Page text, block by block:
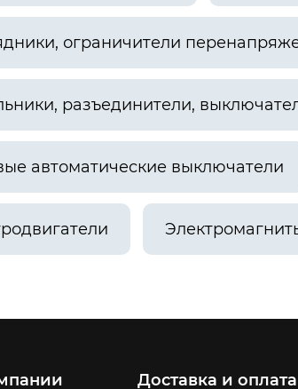
ограничители
разъединители,
автоматические выключатели
Доставка и оплата